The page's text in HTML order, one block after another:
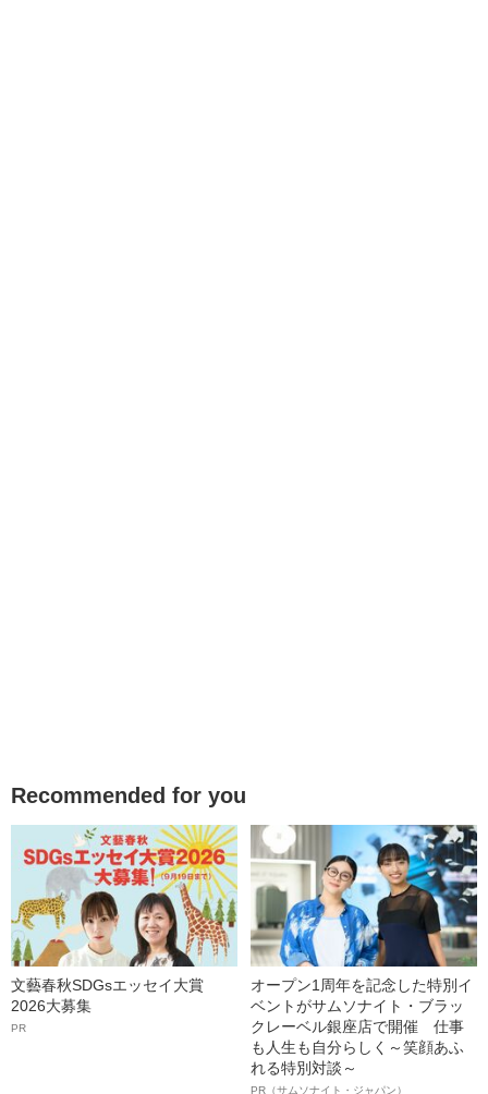
Recommended for you
文藝春秋SDGsエッセイ大賞
2026大募集
PR
オープン1周年を記念した特別イ
ベントがサムソナイト・ブラッ
クレーベル銀座店で開催 仕事
も人生も自分らしく～笑顔あふ
れる特別対談～
PR（サムソナイト・ジャパン）